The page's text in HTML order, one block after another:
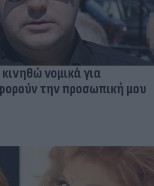
νομικά για
την προσωπική μου